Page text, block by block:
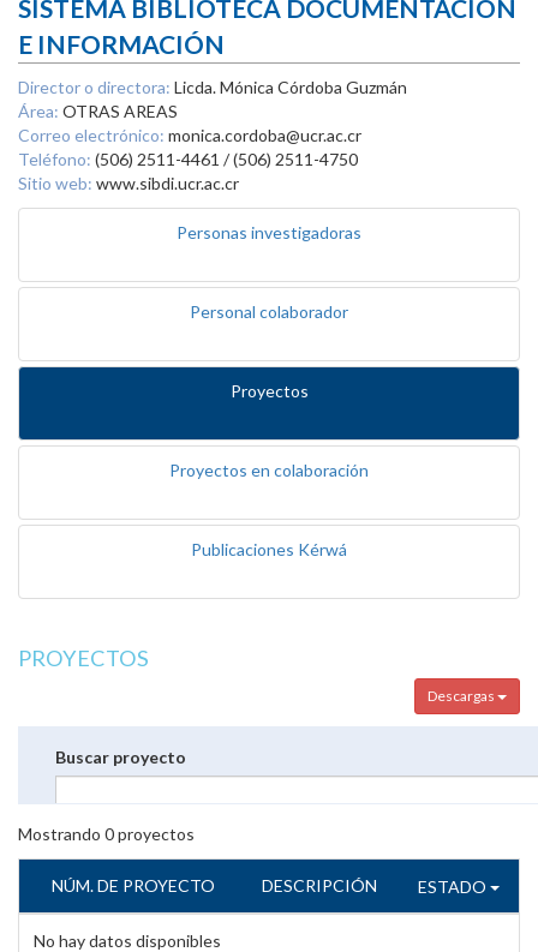
SISTEMA BIBLIOTECA DOCUMENTACIÓN
E INFORMACIÓN
Director o directora: Licda. Mónica Córdoba Guzmán
Área: OTRAS AREAS
Correo electrónico: monica.cordoba@ucr.ac.cr
Teléfono: (506) 2511-4461 / (506) 2511-4750
Sitio web: www.sibdi.ucr.ac.cr
Personas investigadoras
Personal colaborador
Proyectos
Proyectos en colaboración
Publicaciones Kérwá
PROYECTOS
Descargas
Buscar proyecto
Mostrando 0proyectos
NÚM. DE PROYECTO DESCRIPCIÓN ESTADO
No hay datos disponibles